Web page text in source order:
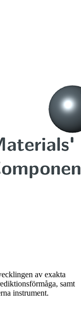
av exakta
samt
instrument.